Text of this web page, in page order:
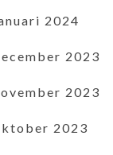
2024
2023
2023
2023